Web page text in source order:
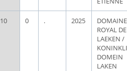
10 0 . 2025
DOMAINE
ROYAL DE
LAEKEN /
DOMEIN
LAKEN